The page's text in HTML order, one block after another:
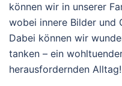
können wir in unserer
wobei innere Bilder und
Dabei können wir
tanken – ein
herausfordernden Alltag!